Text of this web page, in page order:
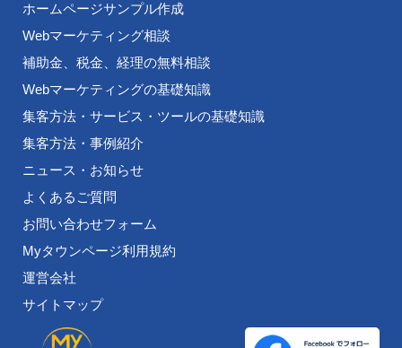
ホームページサンプル作成
Webマーケティング相談
補助金、税金、経理の無料相談
Webマーケティングの基礎知識
集客方法・サービス・ツールの基礎知識
集客方法・事例紹介
ニュース・お知らせ
よくあるご質問
お問い合わせフォーム
Myタウンページ利用規約
運営会社
サイトマップ